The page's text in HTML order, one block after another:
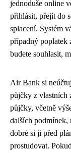
jednoduše online
přihlásit, přejít do
splacení. Systém
případný poplatek
budete souhlasit,
Air Bank si
půjčky z vlastních
půjčky, včetně
dalších podmínek,
dobré si ji před
prostudovat.